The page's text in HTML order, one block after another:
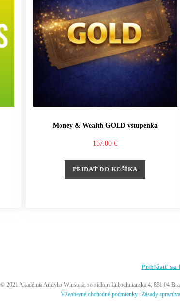
Money & Wealth GOLD vstupenka
157.00€
PRIDAŤ DO KOŠÍKA
Prihlásiť sa
© 2021 Akadémia Andyho Winsona, so sídlom Ľubochnianska 4, 831 04
Všeobecné obchodné podmienky| Zásady